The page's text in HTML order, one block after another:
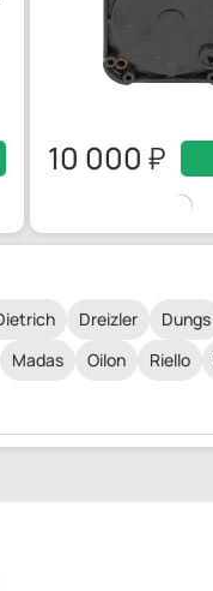
10 000
Dreizler Dungs
Madas Oilon Riello